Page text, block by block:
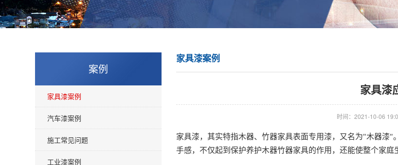
案例
家具漆案例
汽车漆案例
施工常见问题
工业漆案例
家具漆案例
家具漆
时间：2021-10-06
家具漆，其实特指木器、竹器家具表面专用漆，又名为"木器漆"
手感，不仅起到保护养护木器竹器家具的作用，还能使整个家庭